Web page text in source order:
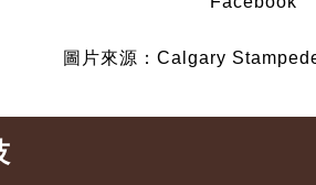
圖片來源：Calgary